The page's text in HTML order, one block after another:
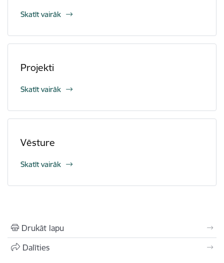
Skatīt vairāk
Projekti
Skatīt vairāk
Vēsture
Skatīt vairāk
Drukāt lapu
Dalīties